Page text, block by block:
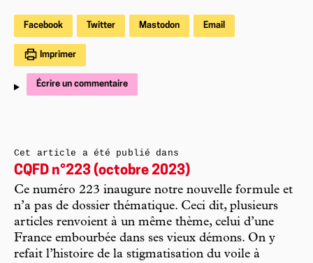
Facebook Twitter Mastodon Email
Imprimer
Écrire un commentaire
Cet article a été publié dans
CQFD n°223 (octobre 2023)
Ce numéro 223 inaugure notre nouvelle formule et
n’a pas de dossier thématique. Ceci dit, plusieurs
articles renvoient à un même thème, celui d’une
France embourbée dans ses vieux démons. On y
refait l’histoire de la stigmatisation du voile à